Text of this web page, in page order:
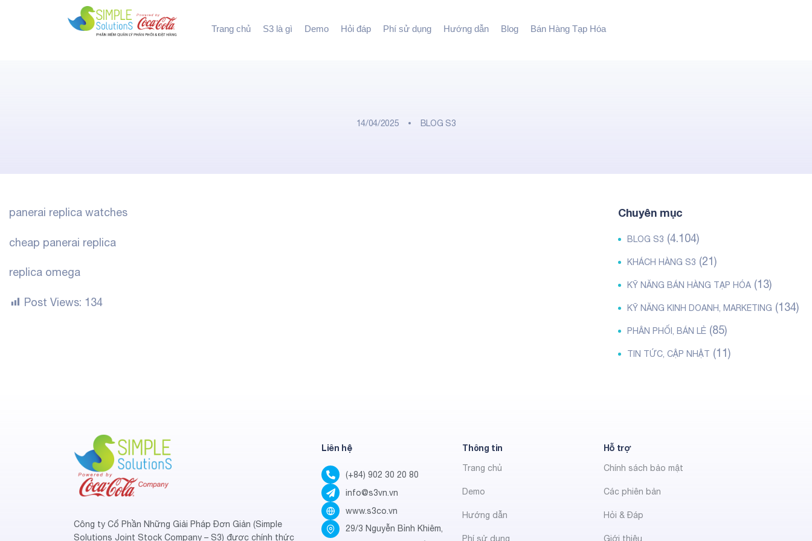
Trang chủ S3 là gì Demo Hỏi đáp Phí sử dụng Hướng dẫn Blog Bán Hàng Tạp Hóa
14/04/2025 BLOG S3
panerai replica watches
cheap panerai replica
replica omega
Post Views: 134
Chuyên mục
BLOG S3 (4.104)
KHÁCH HÀNG S3 (21)
KỸ NĂNG BÁN HÀNG TẠP HÓA (13)
KỸ NĂNG KINH DOANH, MARKETING (134)
PHÂN PHỐI, BÁN LẺ (85)
TIN TỨC, CẬP NHẬT (11)
Công ty Cổ Phần Những Giải Pháp Đơn Giản (Simple
Solutions Joint Stock Company – S3) được chính thức
Liên hệ
(+84) 902 30 20 80
info@s3vn.vn
www.s3co.vn
29/3 Nguyễn Bỉnh Khiêm,
Thông tin
Trang chủ
Demo
Hướng dẫn
Phí sử dụng
Hỗ trợ
Chính sách bảo mật
Các phiên bản
Hỏi & Đáp
Giới thiệu